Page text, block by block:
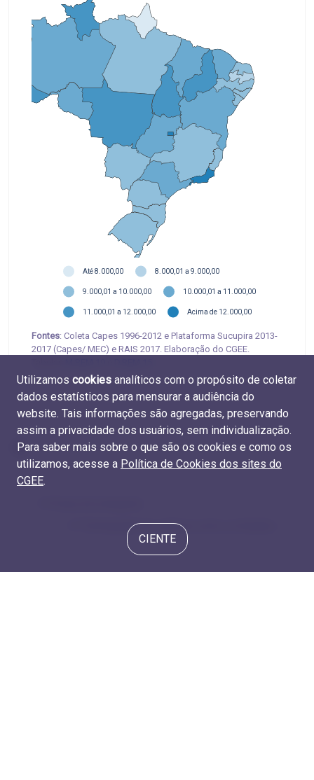
Até 8.000,00 8.000,01 a 9.000,00
9.000,01 a 10.000,00 10.000,01 a 11.000,00
11.000,01 a 12.000,00 Acima de 12.000,00
Fontes: Coleta Capes 1996-2012 e Plataforma Sucupira 2013-
2017 (Capes/ MEC) e RAIS 2017. Elaboração do CGEE.
4.1 Participação de mulheres entre os titulados
Utilizamos cookies analíticos com o propósito de coletar
dados estatísticos para mensurar a audiência do
website. Tais informações são agregadas, preservando
assim a privacidade dos usuários, sem individualização.
Para saber mais sobre o que são os cookies e como os
utilizamos, acesse a Política de Cookies dos sites do
CGEE.
CIENTE